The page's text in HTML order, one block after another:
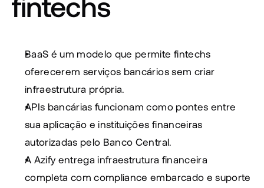
BaaS é um modelo que permite fintechs
oferecerem serviços bancários sem criar
infraestrutura própria.
APIs bancárias funcionam como pontes entre
sua aplicação e instituições financeiras
autorizadas pelo Banco Central.
A Azify entrega infraestrutura financeira
completa com compliance embarcado e suporte